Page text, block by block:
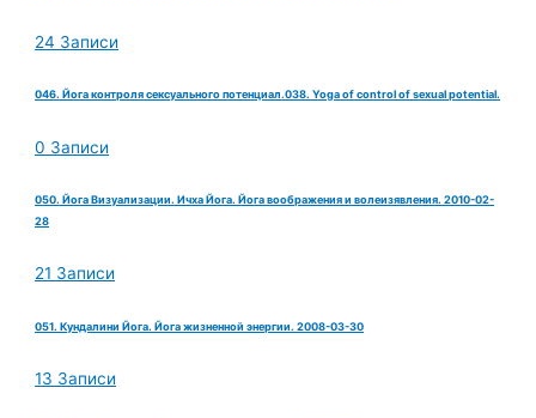
24 Записи
046. Йога контроля сексуального потенциал.038. Yoga of control of sexual potential.
0 Записи
050. Йога Визуализации. Ичха Йога. Йога воображения и волеизявления. 2010-02-
28
21 Записи
051. Кундалини Йога. Йога жизненной энергии. 2008-03-30
13 Записи